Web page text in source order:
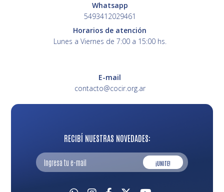
RECIBÍ NUESTRAS NOVEDADES:
¡UNITE!
Whatsapp
5493412029461
Horarios de atención
Lunes a Viernes de 7:00 a 15:00 hs.
E-mail
contacto@cocir.org.ar